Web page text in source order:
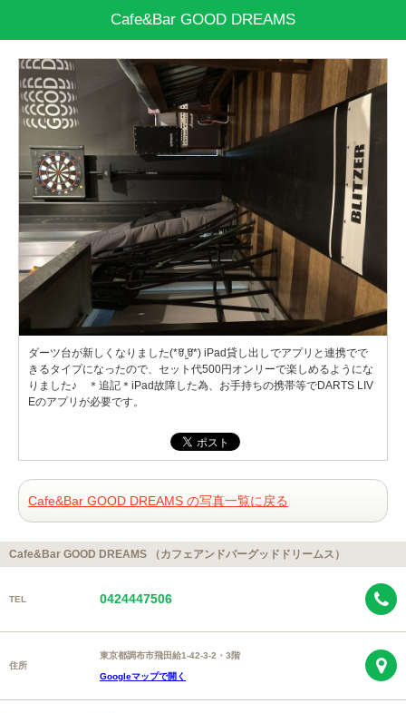
Cafe&Bar GOOD DREAMS
ダーツ台が新しくなりました(*ꆤ.̫ꆤ*) iPad貸し出しでアプリと連携でで
きるタイプになったので、セット代500円オンリーで楽しめるようにな
りました♪ ＊追記＊iPad故障した為、お手持ちの携帯等でDARTS LIV
Eのアプリが必要です。
Cafe&Bar GOOD DREAMS の写真一覧に戻る
Cafe&Bar GOOD DREAMS （カフェアンドバーグッドドリームス）
TEL 0424447506
住所
東京都調布市飛田給1-42-3-2・3階
Googleマップで開く